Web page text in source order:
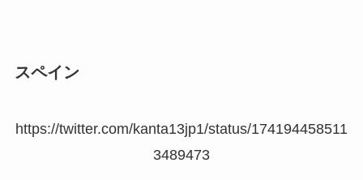
スペイン
https://twitter.com/kanta13jp1/status/174194458511
3489473